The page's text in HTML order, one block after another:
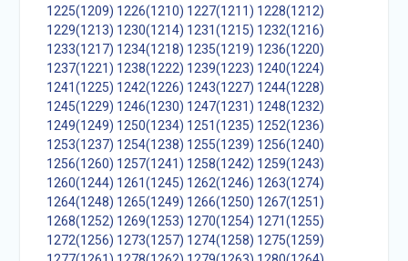
1225(1209) 1226(1210) 1227(1211) 1228(1212)
1229(1213) 1230(1214) 1231(1215) 1232(1216)
1233(1217) 1234(1218) 1235(1219) 1236(1220)
1237(1221) 1238(1222) 1239(1223) 1240(1224)
1241(1225) 1242(1226) 1243(1227) 1244(1228)
1245(1229) 1246(1230) 1247(1231) 1248(1232)
1249(1249) 1250(1234) 1251(1235) 1252(1236)
1253(1237) 1254(1238) 1255(1239) 1256(1240)
1256(1260) 1257(1241) 1258(1242) 1259(1243)
1260(1244) 1261(1245) 1262(1246) 1263(1274)
1264(1248) 1265(1249) 1266(1250) 1267(1251)
1268(1252) 1269(1253) 1270(1254) 1271(1255)
1272(1256) 1273(1257) 1274(1258) 1275(1259)